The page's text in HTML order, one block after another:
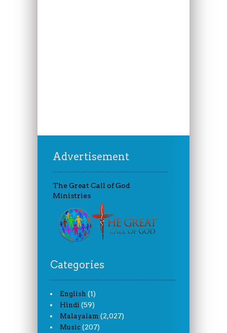
Advertisement
The Great Call of God
Ministries
Categories
English (1)
Hindi (59)
Malayalam (2,027)
Music (207)